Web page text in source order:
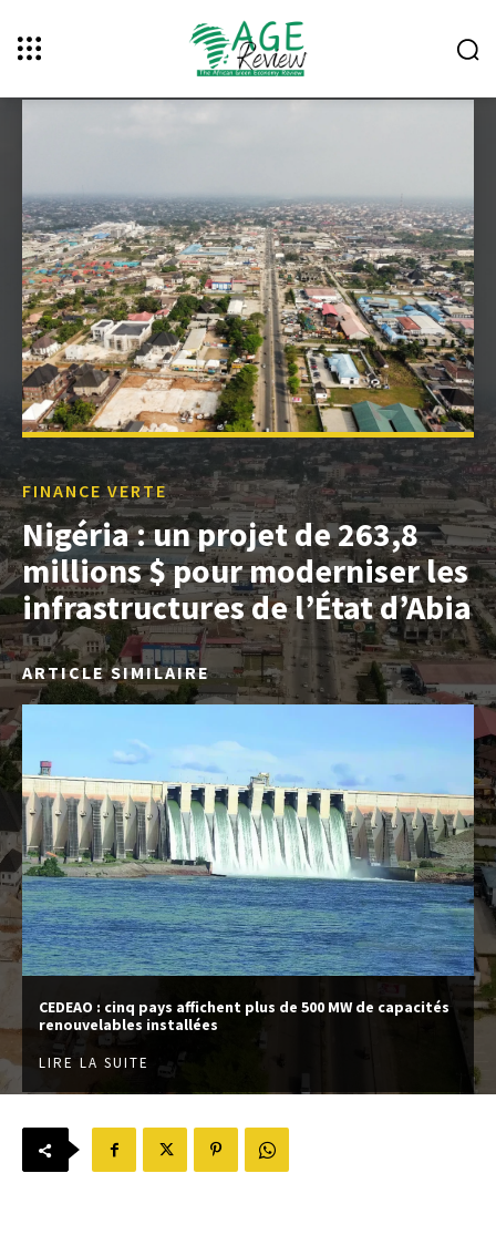
FINANCE VERTE
Nigéria : un projet de 263,8
millions $ pour moderniser les
infrastructures de l’État d’Abia
ARTICLE SIMILAIRE
CEDEAO : cinq pays affichent plus de 500 MW de capacités
renouvelables installées
LIRE LA SUITE